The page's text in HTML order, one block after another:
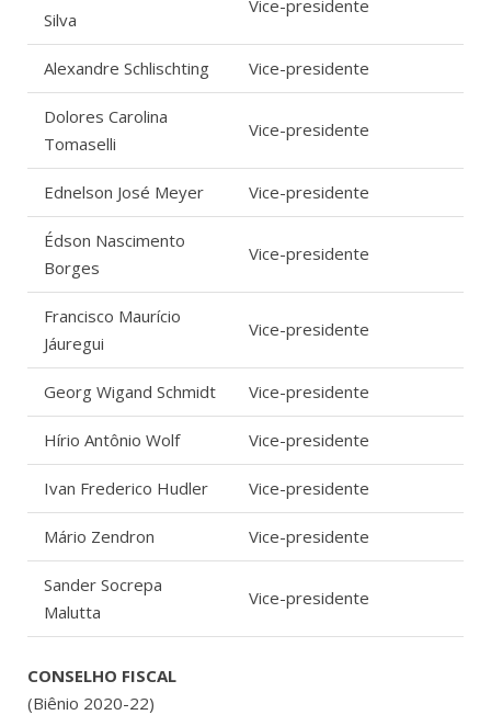
Silva
Vice-presidente
Alexandre Schlischting Vice-presidente
Dolores Carolina
Tomaselli
Vice-presidente
Ednelson José Meyer Vice-presidente
Édson Nascimento
Borges
Vice-presidente
Francisco Maurício
Jáuregui
Vice-presidente
Georg Wigand Schmidt Vice-presidente
Hírio Antônio Wolf Vice-presidente
Ivan Frederico Hudler Vice-presidente
Mário Zendron Vice-presidente
Sander Socrepa
Malutta
Vice-presidente
CONSELHO FISCAL
(Biênio 2020-22)